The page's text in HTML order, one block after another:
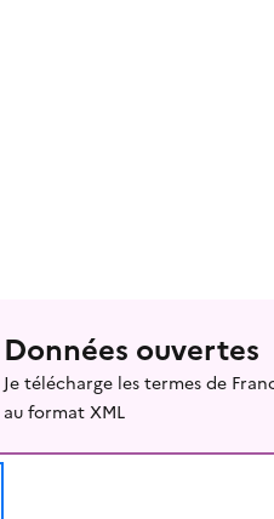
Données ouvertes
Je télécharge les termes de
au format XML